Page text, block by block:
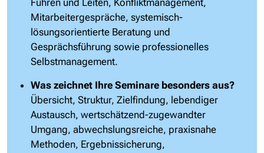
Führen und Leiten, Konfliktmanagement,
Mitarbeitergespräche, systemisch-
lösungsorientierte Beratung und
Gesprächsführung sowie professionelles
Selbstmanagement.
Was zeichnet Ihre Seminare besonders aus?
Übersicht, Struktur, Zielfindung, lebendiger
Austausch, wertschätzend-zugewandter
Umgang, abwechslungsreiche, praxisnahe
Methoden, Ergebnissicherung,